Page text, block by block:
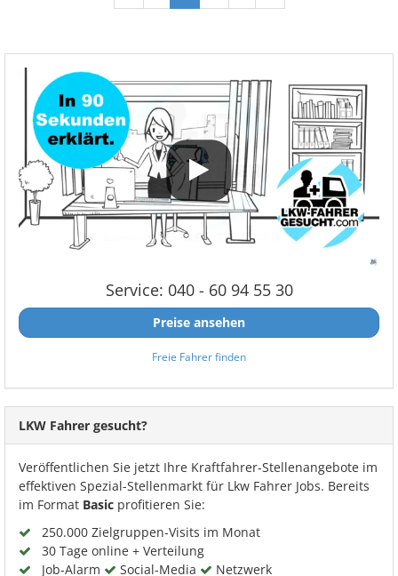
Service: 040 - 60 94 55 30
Preise ansehen
Freie Fahrer finden
LKW Fahrer gesucht?
Veröffentlichen Sie jetzt Ihre Kraftfahrer-Stellenangebote im
effektiven Spezial-Stellenmarkt für Lkw Fahrer Jobs. Bereits
im Format Basic profitieren Sie:
250.000 Zielgruppen-Visits im Monat
30 Tage online + Verteilung
Job-Alarm
Social-Media
Netzwerk